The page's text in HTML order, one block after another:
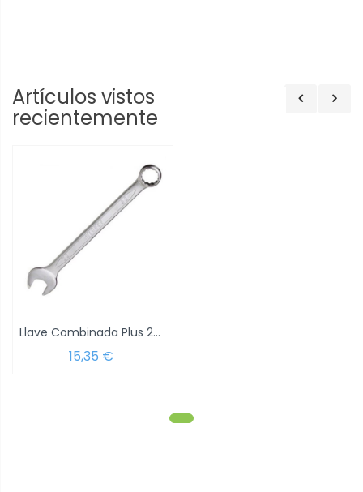
Artículos vistos
recientemente
Llave Combinada Plus 23x23 DIN 3113
15,35 €